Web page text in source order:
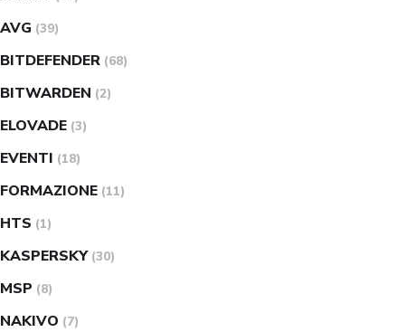
AVG (39)
BITDEFENDER (68)
BITWARDEN (2)
ELOVADE (3)
EVENTI (18)
FORMAZIONE (11)
HTS (1)
KASPERSKY (30)
MSP (8)
NAKIVO (7)